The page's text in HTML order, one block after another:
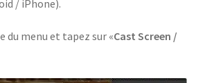
/ iPhone).
du menu et tapez sur «Cast Screen /